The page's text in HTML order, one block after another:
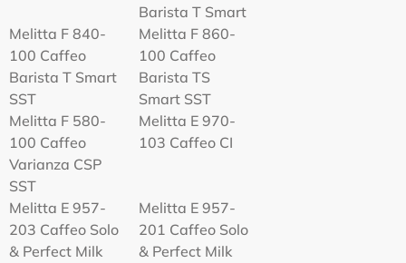
Barista T Smart
Melitta F 840-
100 Caffeo
Barista T Smart
SST
Melitta F 860-
100 Caffeo
Barista TS
Smart SST
Melitta F 580-
100 Caffeo
Varianza CSP
SST
Melitta Е 970-
103 Caffeo CI
Melitta E 957-
203 Caffeo Solo
& Perfect Milk
Melitta E 957-
201 Caffeo Solo
& Perfect Milk